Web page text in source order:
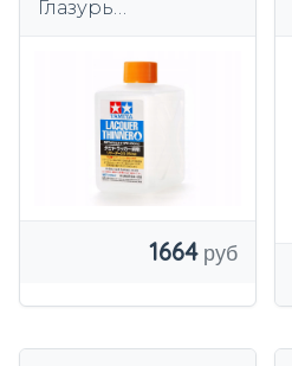
Глазурь
Tamiya 87194
1664